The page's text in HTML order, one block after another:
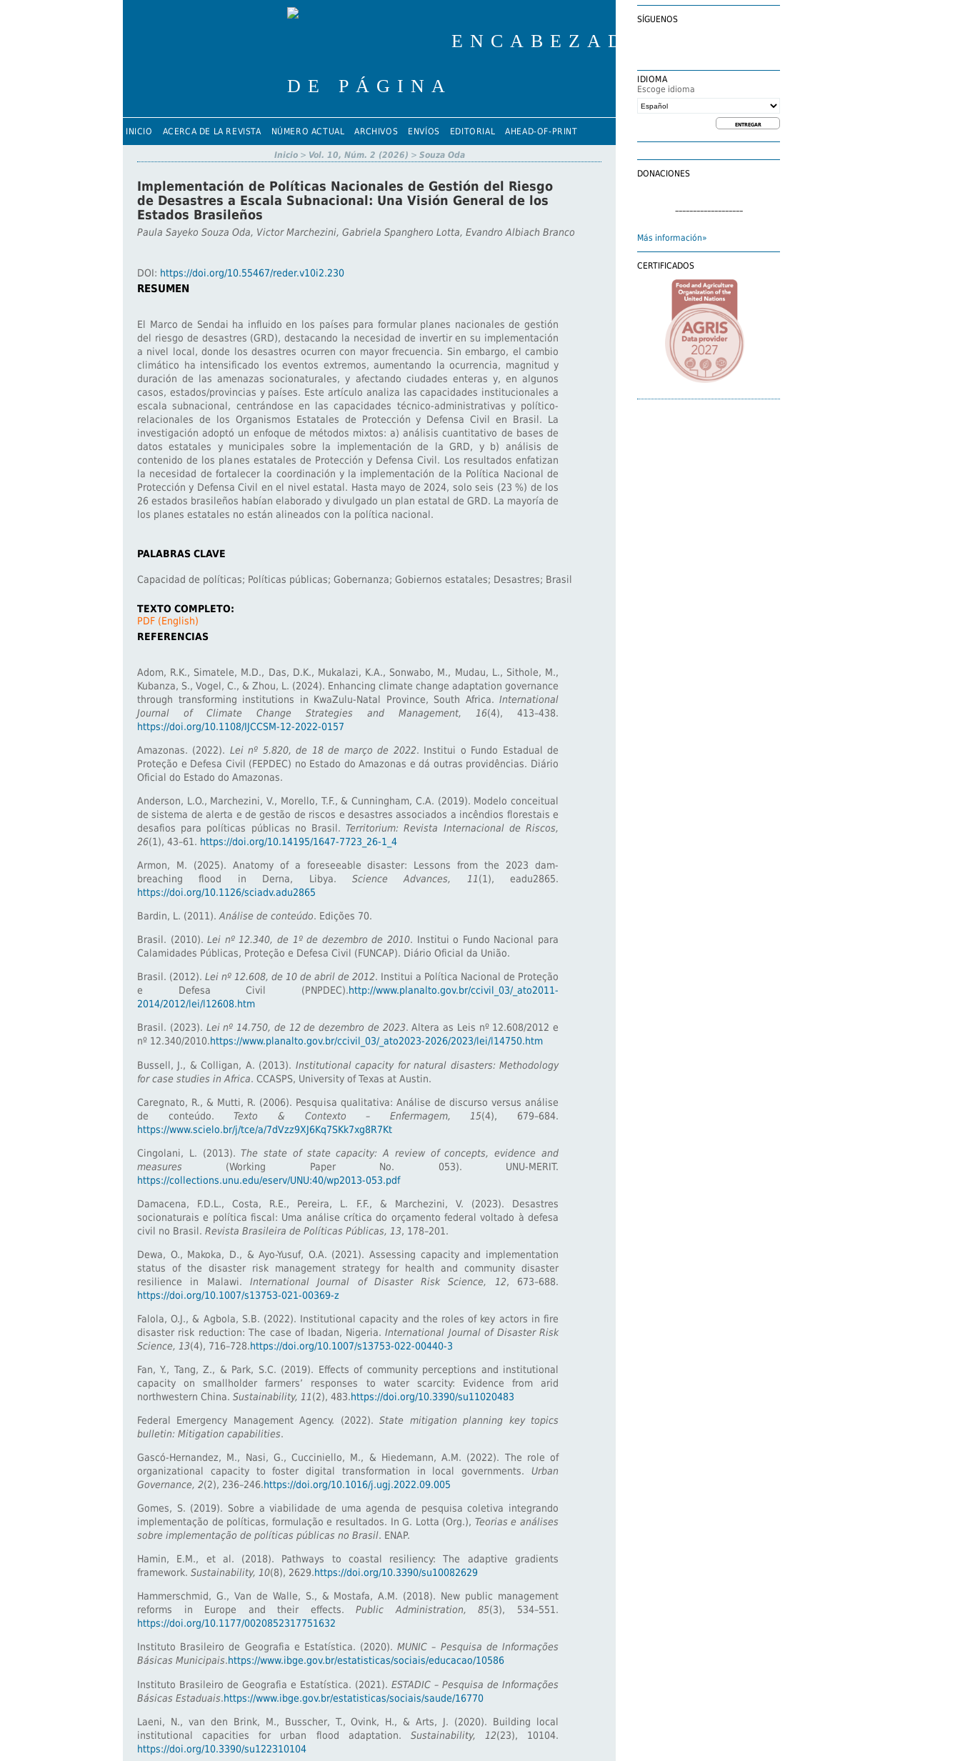
SÍGUENOS
IDIOMA
Escoge idioma
DONACIONES
–––––––––––––––––––
Más información»
CERTIFICADOS
INICIO ACERCA DE LA REVISTA NÚMERO ACTUAL ARCHIVOS ENVÍOS EDITORIAL AHEAD-OF-PRINT
Inicio> Vol. 10, Núm. 2 (2026) > Souza Oda
Implementación de Políticas Nacionales de Gestión del Riesgo
de Desastres a Escala Subnacional: Una Visión General de los
Estados Brasileños
Paula Sayeko Souza Oda, Victor Marchezini, Gabriela Spanghero Lotta, Evandro Albiach Branco
DOI: https://doi.org/10.55467/reder.v10i2.230
RESUMEN
El Marco de Sendai ha influido en los países para formular planes nacionales de gestión
del riesgo de desastres (GRD), destacando la necesidad de invertir en su implementación
a nivel local, donde los desastres ocurren con mayor frecuencia. Sin embargo, el cambio
climático ha intensificado los eventos extremos, aumentando la ocurrencia, magnitud y
duración de las amenazas socionaturales, y afectando ciudades enteras y, en algunos
casos, estados/provincias y países. Este artículo analiza las capacidades institucionales a
escala subnacional, centrándose en las capacidades técnico-administrativas y político-
relacionales de los Organismos Estatales de Protección y Defensa Civil en Brasil. La
investigación adoptó un enfoque de métodos mixtos: a) análisis cuantitativo de bases de
datos estatales y municipales sobre la implementación de la GRD, y b) análisis de
contenido de los planes estatales de Protección y Defensa Civil. Los resultados enfatizan
la necesidad de fortalecer la coordinación y la implementación de la Política Nacional de
Protección y Defensa Civil en el nivel estatal. Hasta mayo de 2024, solo seis (23 %) de los
26 estados brasileños habían elaborado y divulgado un plan estatal de GRD. La mayoría de
los planes estatales no están alineados con la política nacional.
PALABRAS CLAVE
Capacidad de políticas; Políticas públicas; Gobernanza; Gobiernos estatales; Desastres; Brasil
TEXTO COMPLETO:
PDF (English)
REFERENCIAS
Adom, R.K., Simatele, M.D., Das, D.K., Mukalazi, K.A., Sonwabo, M., Mudau, L., Sithole, M.,
Kubanza, S., Vogel, C., & Zhou, L. (2024). Enhancing climate change adaptation governance
through transforming institutions in KwaZulu-Natal Province, South Africa. International
Journal of Climate Change Strategies and Management, 16(4), 413–438.
https://doi.org/10.1108/IJCCSM-12-2022-0157
Amazonas. (2022). Lei nº 5.820, de 18 de março de 2022. Institui o Fundo Estadual de
Proteção e Defesa Civil (FEPDEC) no Estado do Amazonas e dá outras providências. Diário
Oficial do Estado do Amazonas.
Anderson, L.O., Marchezini, V., Morello, T.F., & Cunningham, C.A. (2019). Modelo conceitual
de sistema de alerta e de gestão de riscos e desastres associados a incêndios florestais e
desafios para políticas públicas no Brasil.Territorium: Revista Internacional de Riscos,
26(1), 43–61. https://doi.org/10.14195/1647-7723_26-1_4
Armon, M. (2025). Anatomy of a foreseeable disaster: Lessons from the 2023 dam-
breaching flood in Derna, Libya. Science Advances, 11(1), eadu2865.
https://doi.org/10.1126/sciadv.adu2865
Bardin, L. (2011).Análise de conteúdo. Edições 70.
Brasil. (2010).Lei nº 12.340, de 1º de dezembro de 2010. Institui o Fundo Nacional para
Calamidades Públicas, Proteção e Defesa Civil (FUNCAP). Diário Oficial da União.
Brasil. (2012). Lei nº 12.608, de 10 de abril de 2012. Institui a Política Nacional de Proteção
e Defesa Civil (PNPDEC).http://www.planalto.gov.br/ccivil_03/_ato2011-
2014/2012/lei/l12608.htm
Brasil. (2023). Lei nº 14.750, de 12 de dezembro de 2023. Altera as Leis nº 12.608/2012 e
nº 12.340/2010.https://www.planalto.gov.br/ccivil_03/_ato2023-2026/2023/lei/l14750.htm
Bussell, J., & Colligan, A. (2013). Institutional capacity for natural disasters: Methodology
for case studies in Africa. CCASPS, University of Texas at Austin.
Caregnato, R., & Mutti, R. (2006). Pesquisa qualitativa: Análise de discurso versus análise
de conteúdo.Texto & Contexto – Enfermagem, 15(4), 679–684.
https://www.scielo.br/j/tce/a/7dVzz9XJ6Kq7SKk7xg8R7Kt
Cingolani, L. (2013).The state of state capacity: A review of concepts, evidence and
measures (Working Paper No. 053). UNU-MERIT.
https://collections.unu.edu/eserv/UNU:40/wp2013-053.pdf
Damacena, F.D.L., Costa, R.E., Pereira, L. F.F., & Marchezini, V. (2023). Desastres
socionaturais e política fiscal: Uma análise crítica do orçamento federal voltado à defesa
civil no Brasil. Revista Brasileira de Políticas Públicas, 13, 178–201.
Dewa, O., Makoka, D., & Ayo-Yusuf, O.A. (2021). Assessing capacity and implementation
status of the disaster risk management strategy for health and community disaster
resilience in Malawi. International Journal of Disaster Risk Science, 12, 673–688.
https://doi.org/10.1007/s13753-021-00369-z
Falola, O.J., & Agbola, S.B. (2022). Institutional capacity and the roles of key actors in fire
disaster risk reduction: The case of Ibadan, Nigeria.International Journal of Disaster Risk
Science, 13(4), 716–728.https://doi.org/10.1007/s13753-022-00440-3
Fan, Y., Tang, Z., & Park, S.C. (2019). Effects of community perceptions and institutional
capacity on smallholder farmers’ responses to water scarcity: Evidence from arid
northwestern China. Sustainability, 11(2), 483.https://doi.org/10.3390/su11020483
Federal Emergency Management Agency. (2022).State mitigation planning key topics
bulletin: Mitigation capabilities.
Gascó-Hernandez, M., Nasi, G., Cucciniello, M., & Hiedemann, A.M. (2022). The role of
organizational capacity to foster digital transformation in local governments. Urban
Governance, 2(2), 236–246.https://doi.org/10.1016/j.ugj.2022.09.005
Gomes, S. (2019). Sobre a viabilidade de uma agenda de pesquisa coletiva integrando
implementação de políticas, formulação e resultados. In G. Lotta (Org.), Teorias e análises
sobre implementação de políticas públicas no Brasil. ENAP.
Hamin, E.M., et al. (2018). Pathways to coastal resiliency: The adaptive gradients
framework. Sustainability, 10(8), 2629.https://doi.org/10.3390/su10082629
Hammerschmid, G., Van de Walle, S., & Mostafa, A.M. (2018). New public management
reforms in Europe and their effects.Public Administration, 85(3), 534–551.
https://doi.org/10.1177/0020852317751632
Instituto Brasileiro de Geografia e Estatística. (2020).MUNIC – Pesquisa de Informações
Básicas Municipais.https://www.ibge.gov.br/estatisticas/sociais/educacao/10586
Instituto Brasileiro de Geografia e Estatística. (2021). ESTADIC – Pesquisa de Informações
Básicas Estaduais.https://www.ibge.gov.br/estatisticas/sociais/saude/16770
Laeni, N., van den Brink, M., Busscher, T., Ovink, H., & Arts, J. (2020). Building local
institutional capacities for urban flood adaptation. Sustainability, 12(23), 10104.
https://doi.org/10.3390/su122310104